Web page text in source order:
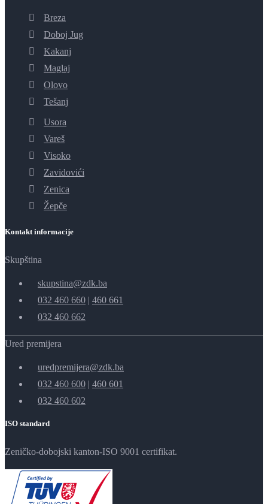
Breza
Doboj Jug
Kakanj
Maglaj
Olovo
Tešanj
Usora
Vareš
Visoko
Zavidovići
Zenica
Žepče
Kontakt informacije
Skupština
skupstina@zdk.ba
032 460 660 | 460 661
032 460 662
Ured premijera
uredpremijera@zdk.ba
032 460 600 | 460 601
032 460 602
ISO standard
Zeničko-dobojski kanton-ISO 9001 certifikat.